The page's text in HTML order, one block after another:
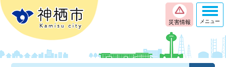
災害情報 メニュー